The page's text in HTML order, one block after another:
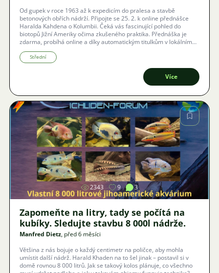
Od gupek v roce 1963 až k expedicím do pralesa a stavbě
betonových obřích nádrží. Připojte se 25. 2. k online přednášce
Haralda Kahdena o Kolumbii. Čeká vás fascinující pohled do
biotopů Jižní Ameriky očima zkušeného praktika. Přednáška je
zdarma, probíhá online a díky automatickým titulkům v lokálním
jazyce vám neunikne ani slovo.
Střední
Více
Obrázek
2343 9 3
Zapomeňte na litry, tady se počítá na
kubíky. Sledujte stavbu 8 000l nádrže.
Manfred Dietz, před 6 měsíci
Většina z nás bojuje o každý centimetr na poličce, aby mohla
umístit další nádrž. Harald Khaden na to šel jinak – postavil si v
domě rovnou 8 000 litrů. Jak se takový kolos plánuje, co všechno